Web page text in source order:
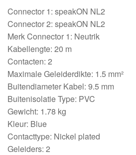
Connector 1: speakON NL2
Connector 2: speakON NL2
Merk Connector 1: Neutrik
Kabellengte: 20 m
Contacten: 2
Maximale Geleiderdikte: 1.5 mm²
Buitendiameter Kabel: 9.5 mm
Buitenisolatie Type: PVC
Gewicht: 1.78 kg
Kleur: Blue
Contacttype: Nickel plated
Geleiders: 2